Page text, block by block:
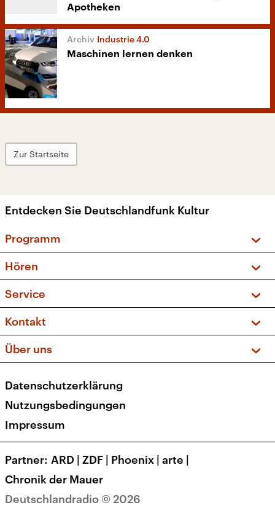
Apotheken
Industrie 4.0
Maschinen lernen denken
Zur Startseite
Entdecken Sie Deutschlandfunk Kultur
Programm
Sendungen und Podcasts
Musikliste
Kakadu – Das Kinderprogramm
Hören
Frequenzen (UKW + DAB+)
Service
FAQ
Apps
Newsletter
Kontakt
Social Media
Über uns
Presse
Karriere
Transparenz
Deutschlandradio © 2026
Datenschutzerklärung
Nutzungsbedingungen
Impressum
Partner ARD | ZDF | Phoenix | arte |
Chronik der Mauer